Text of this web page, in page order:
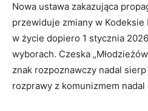
Nowa ustawa zakazująca
przewiduje zmiany w Kodeksie
w życie dopiero 1 stycznia
wyborach. Czeska
znak rozpoznawczy nadal sierp
rozprawy z komunizmem nadal